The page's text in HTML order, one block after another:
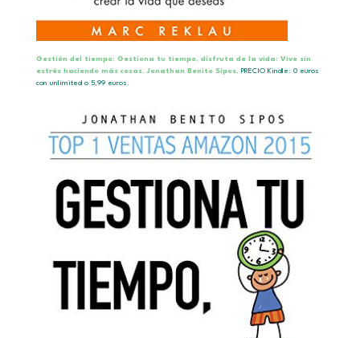
Gestión del tiempo: Gestiona tu tiempo, disfruta de la vida: Vive sin
estrés haciendo más cosas.Jonathan Benito Sipos. PRECIO Kindle: 0 euros
con unlimited o 5,99 euros.